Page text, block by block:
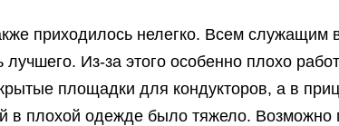
приходилось нелегко. Всем служащим
Из-за этого особенно плохо
площадки для кондукторов, а в
в плохой одежде было тяжело. Возможно